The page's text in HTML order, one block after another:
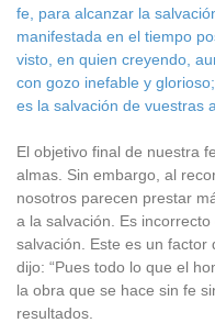
fe, para alcanzar la
manifestada en el tiempo
visto, en quien creyendo,
con gozo inefable y
es la salvación de vuestras
El objetivo final de nuestra
almas. Sin embargo, al
nosotros parecen prestar
a la salvación. Es
salvación. Este es un factor
dijo: “Pues todo lo que el
la obra que se hace sin fe
resultados.